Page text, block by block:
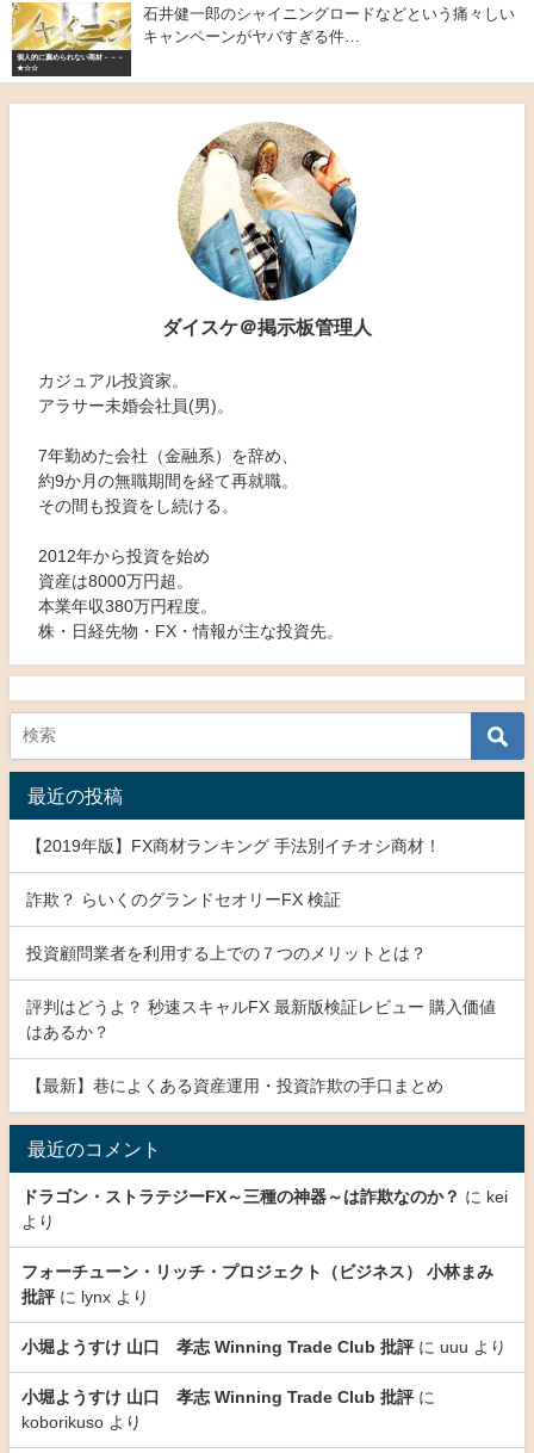
個人的に薦められない商材－－－
★☆☆
石井健一郎のシャイニングロードなどという痛々しい
キャンペーンがヤバすぎる件…
ダイスケ＠掲示板管理人
カジュアル投資家。
アラサー未婚会社員(男)。
7年勤めた会社（金融系）を辞め、
約9か月の無職期間を経て再就職。
その間も投資をし続ける。
2012年から投資を始め
資産は8000万円超。
本業年収380万円程度。
株・日経先物・FX・情報が主な投資先。
最近の投稿
【2019年版】FX商材ランキング 手法別イチオシ商材！
詐欺？ らいくのグランドセオリーFX 検証
投資顧問業者を利用する上での７つのメリットとは？
評判はどうよ？ 秒速スキャルFX 最新版検証レビュー 購入価値
はあるか？
【最新】巷によくある資産運用・投資詐欺の手口まとめ
最近のコメント
ドラゴン・ストラテジーFX～三種の神器～は詐欺なのか？ に kei
より
フォーチューン・リッチ・プロジェクト（ビジネス） 小林まみ
批評に lynx より
小堀ようすけ 山口 孝志 Winning Trade Club 批評に uuu より
小堀ようすけ 山口 孝志 Winning Trade Club 批評に
koborikuso より